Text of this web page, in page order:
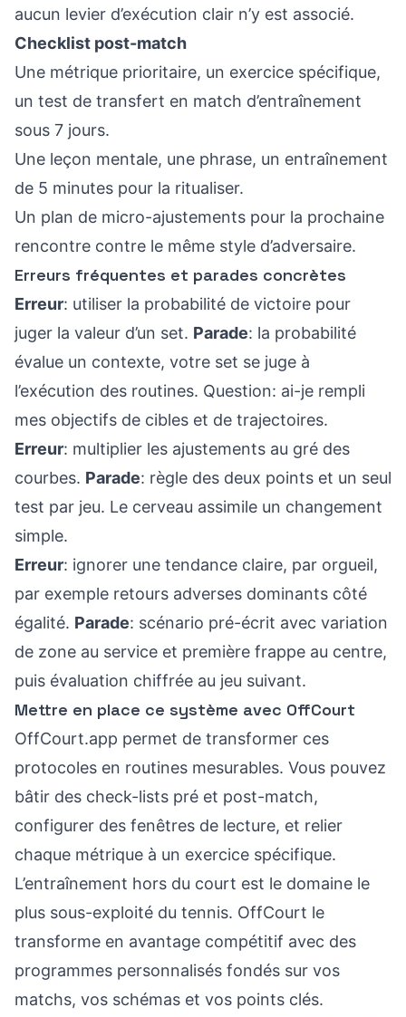
aucun levier d’exécution clair n’y est associé.
Checklist post-match
Une métrique prioritaire, un exercice spécifique,
un test de transfert en match d’entraînement
sous 7 jours.
Une leçon mentale, une phrase, un entraînement
de 5 minutes pour la ritualiser.
Un plan de micro-ajustements pour la prochaine
rencontre contre le même style d’adversaire.
Erreurs fréquentes et parades concrètes
Erreur: utiliser la probabilité de victoire pour
juger la valeur d’un set. Parade: la probabilité
évalue un contexte, votre set se juge à
l’exécution des routines. Question: ai-je rempli
mes objectifs de cibles et de trajectoires.
Erreur: multiplier les ajustements au gré des
courbes. Parade: règle des deux points et un seul
test par jeu. Le cerveau assimile un changement
simple.
Erreur: ignorer une tendance claire, par orgueil,
par exemple retours adverses dominants côté
égalité. Parade: scénario pré-écrit avec variation
de zone au service et première frappe au centre,
puis évaluation chiffrée au jeu suivant.
Mettre en place ce système avec OffCourt
OffCourt.app permet de transformer ces
protocoles en routines mesurables. Vous pouvez
bâtir des check-lists pré et post-match,
configurer des fenêtres de lecture, et relier
chaque métrique à un exercice spécifique.
L’entraînement hors du court est le domaine le
plus sous-exploité du tennis. OffCourt le
transforme en avantage compétitif avec des
programmes personnalisés fondés sur vos
matchs, vos schémas et vos points clés.